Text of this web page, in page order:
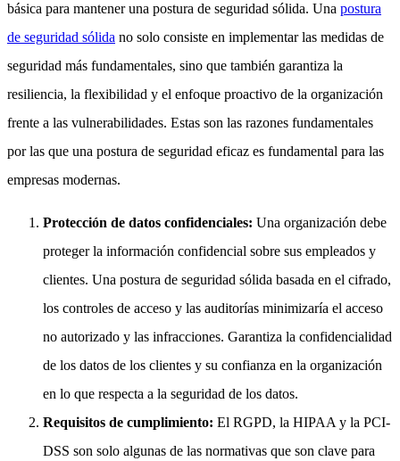
básica para mantener una postura de seguridad sólida. Una postura
de seguridad sólida no solo consiste en implementar las medidas de
seguridad más fundamentales, sino que también garantiza la
resiliencia, la flexibilidad y el enfoque proactivo de la organización
frente a las vulnerabilidades. Estas son las razones fundamentales
por las que una postura de seguridad eficaz es fundamental para las
empresas modernas.
Protección de datos confidenciales: Una organización debe
proteger la información confidencial sobre sus empleados y
clientes. Una postura de seguridad sólida basada en el cifrado,
los controles de acceso y las auditorías minimizaría el acceso
no autorizado y las infracciones. Garantiza la confidencialidad
de los datos de los clientes y su confianza en la organización
en lo que respecta a la seguridad de los datos.
Requisitos de cumplimiento: El RGPD, la HIPAA y la PCI-
DSS son solo algunas de las normativas que son clave para